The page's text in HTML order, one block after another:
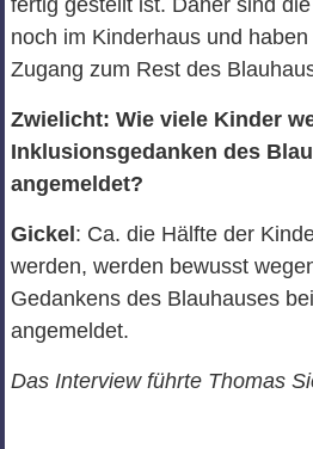
fertig gestellt ist. Daher sind
noch im Kinderhaus und
Zugang zum Rest des
Zwielicht: Wie viele Kinder
Inklusionsgedanken des
angemeldet?
Gickel : Ca. die Hälfte der
werden, werden bewusst
Gedankens des Blauhauses
angemeldet.
Das Interview führte Thomas